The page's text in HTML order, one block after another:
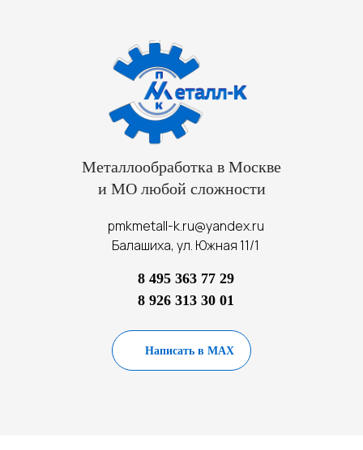
Металлообработка в Москве
и МО любой сложности
pmkmetall-k.ru@yandex.ru
Балашиха, ул. Южная 11/1
8 495 363 77 29
8 926 313 30 01
Написать в MAX